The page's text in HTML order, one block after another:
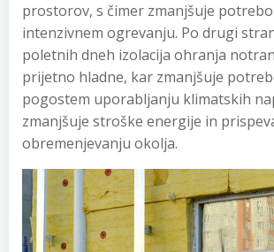
prostorov, s čimer zmanjšuje
intenzivnem ogrevanju. Po drugi
poletnih dneh izolacija ohranja
prijetno hladne, kar zmanjšuje
pogostem uporabljanju klimatskih
zmanjšuje stroške energije in
obremenjevanju okolja.